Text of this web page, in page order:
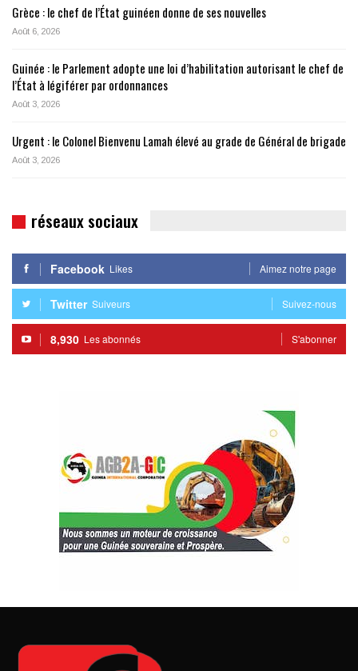
Grèce : le chef de l’État guinéen donne de ses nouvelles
Août 6, 2026
Guinée : le Parlement adopte une loi d’habilitation autorisant le chef de
l’État à légiférer par ordonnances
Août 3, 2026
Urgent : le Colonel Bienvenu Lamah élevé au grade de Général de brigade
Août 3, 2026
réseaux sociaux
Facebook Likes Aimez notre page
Twitter Suiveurs Suivez-nous
8,930 Les abonnés S'abonner